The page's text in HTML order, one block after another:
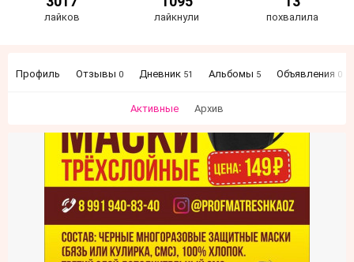
лайков лайкнули похвалила
Профиль Отзывы 0 Дневник 51 Альбомы 5 Объявления 0
Активные Архив